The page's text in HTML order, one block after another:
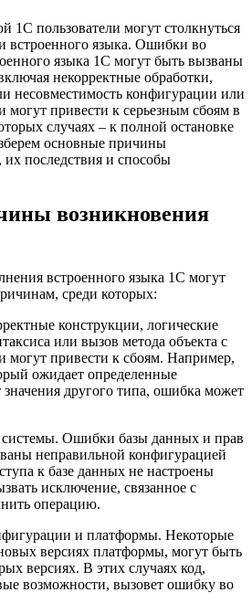
1С пользователи могут столкнуться
встроенного языка. Ошибки во
языка 1С могут быть вызваны
некорректные обработки,
несовместимость конфигурации или
привести к серьезным сбоям в
случаях – к полной остановке
основные причины
последствия и способы
возникновения
встроенного языка 1С могут
среди которых:
конструкции, логические
или вызов метода объекта с
могут привести к сбоям. Например,
ожидает определенные
другого типа, ошибка может
Ошибки базы данных и прав
неправильной конфигурацией
к базе данных не настроены
исключение, связанное с
операцию.
и платформы. Некоторые
версиях платформы, могут быть
версиях. В этих случаях код,
возможности, вызовет ошибку во